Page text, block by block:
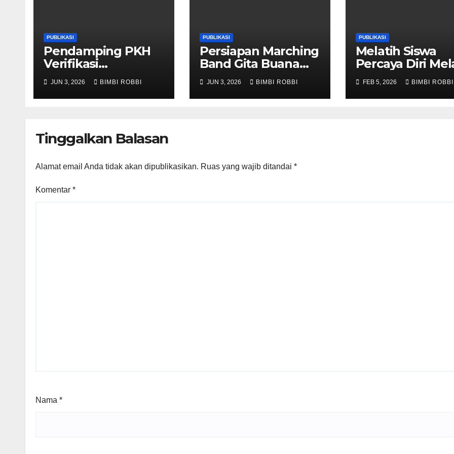
PUBLIKASI
Pendamping PKH
Verifikasi
Komitmen
Penerima Bansos Di
SMP N 2 Batang
JUN 3, 2026 BIMBI ROBBI
PUBLIKASI
Persiapan Marching
Band Gita Buana
Patra SMP N 2
Batang
Hari,Mengikuti
JUN 3, 2026 BIMBI ROBBI
PUBLIKASI
Melatih Siswa
Percaya Diri
Kegiatan
Wawancara
FEB 5, 2026 BIMBI ROBBI
Tinggalkan Balasan
Alamat email Anda tidak akan dipublikasikan. Ruas yang wajib ditandai *
Komentar *
Nama *